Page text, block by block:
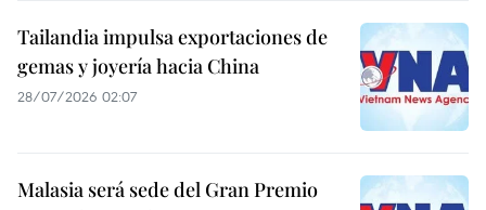
Tailandia impulsa exportaciones de
gemas y joyería hacia China
28/07/2026 02:07
Malasia será sede del Gran Premio